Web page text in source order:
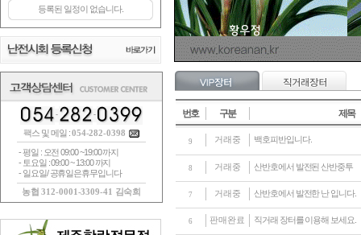
팩스 및 메일 :054-282-0398
- 평일 : 오전 09:00 ~19:00 까지
- 토요일 : 09:00 ~ 13:00 까지
- 일요일/ 공휴일은휴무입니다
농협 312-0001-3309-41 김숙희
번호 구분 제목
9 거래중 백호피반입니다.
8 거래중 산반호에서 발전된 산반중투
7 거래중 산반호에서 발전한 난 입니다.
6 판매완료 직거래 장터를 이용해 보세요.